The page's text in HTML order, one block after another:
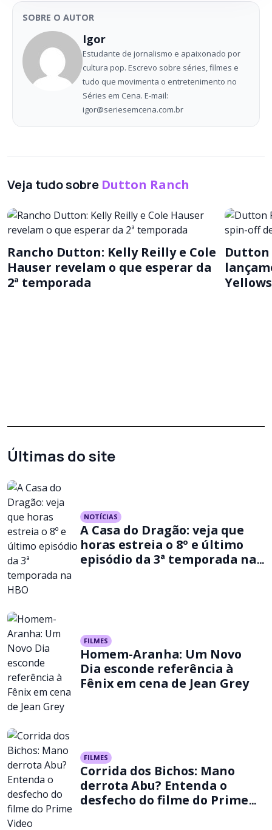
SOBRE O AUTOR
Igor
Estudante de jornalismo e apaixonado por
cultura pop. Escrevo sobre séries, filmes e
tudo que movimenta o entretenimento no
Séries em Cena. E-mail:
igor@seriesemcena.com.br
Veja tudo sobre Dutton Ranch
Rancho Dutton: Kelly Reilly e Cole
Hauser revelam o que esperar da
2ª temporada
Dutton
Últimas do site
NOTÍCIAS
A Casa do Dragão: veja que
horas estreia o 8º e último
episódio da 3ª temporada na
FILMES
Homem-Aranha: Um Novo
Dia esconde referência à
Fênix em cena de Jean Grey
FILMES
Corrida dos Bichos: Mano
derrota Abu? Entenda o
desfecho do filme do Prime